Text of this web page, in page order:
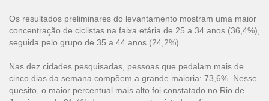
Os resultados preliminares do levantamento mostram uma maior
concentração de ciclistas na faixa etária de 25 a 34 anos (36,4%),
seguida pelo grupo de 35 a 44 anos (24,2%).
Nas dez cidades pesquisadas, pessoas que pedalam mais de
cinco dias da semana compõem a grande maioria: 73,6%. Nesse
quesito, o maior percentual mais alto foi constatado no Rio de